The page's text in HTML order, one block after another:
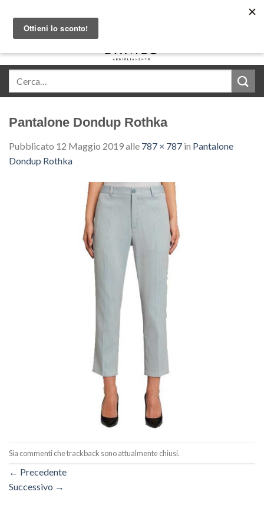
content
Pantalone Dondup Rothka
Pubblicato 12 Maggio 2019alle 787 × 787 in Pantalone
Dondup Rothka
Sia commenti che trackback sono attualmente chiusi.
← Precedente
Successivo →